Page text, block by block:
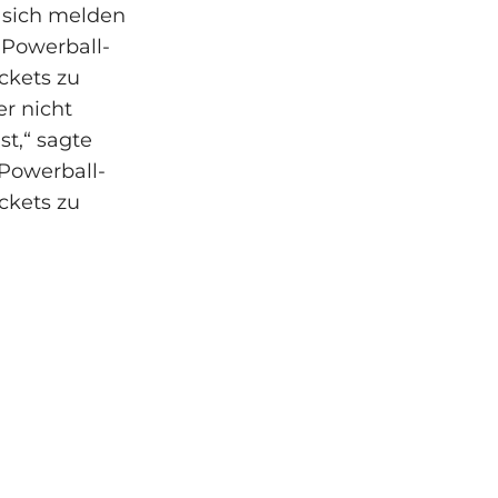
melden
zu
nicht
sagte
zu